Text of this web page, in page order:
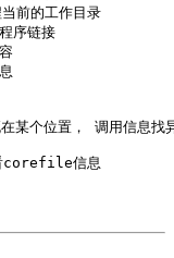
的工作目录
序链接
个位置， 调用信息找
corefile信息